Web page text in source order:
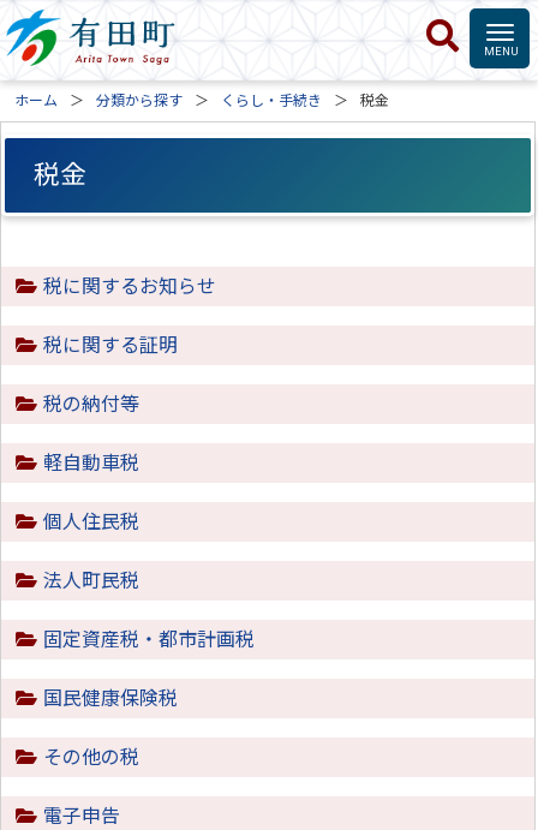
ホーム 分類から探す くらし・手続き 税金
税金
税に関するお知らせ
税に関する証明
税の納付等
軽自動車税
個人住民税
法人町民税
固定資産税・都市計画税
国民健康保険税
その他の税
電子申告